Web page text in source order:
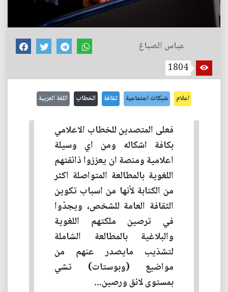
عباس الصباغ
1804
اعلام شبكات اجتماعية ثقافة الخطاب اللغة العربية
فعلى المتصدين للخطاب الاعلامي
بكافة اشكاله ومن اي وسيلة
اعلامية ومنصة ان يعززوا ذائقتهم
اللغوية بالمطالعة المتواصلة اكثر
من الكتابة لأنها من اسباب تكوين
الثقافة العامة للشخص، ويجدّوا
في ترصين ملكتهم اللغوية
والبلاغية بالمطالعة الشاملة
لتشذيب مايصدر عنهم من
مواضيع (وبوستات) تشي
بمستوى لائق ورصين...